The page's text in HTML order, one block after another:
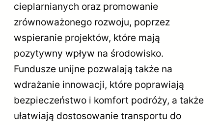
cieplarnianych oraz promowanie
zrównoważonego rozwoju, poprzez
wspieranie projektów, które mają
pozytywny wpływ na środowisko.
Fundusze unijne pozwalają także na
wdrażanie innowacji, które poprawiają
bezpieczeństwo i komfort podróży, a także
ułatwiają dostosowanie transportu do